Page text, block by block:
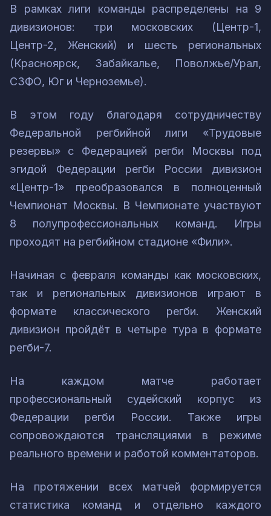
В рамках лиги команды распределены на 9
дивизионов: три московских (Центр-1,
Центр-2, Женский) и шесть региональных
(Красноярск, Забайкалье, Поволжье/Урал,
СЗФО, Юг и Черноземье).
В этом году благодаря сотрудничеству
Федеральной регбийной лиги «Трудовые
резервы» с Федерацией регби Москвы под
эгидой Федерации регби России дивизион
«Центр-1» преобразовался в полноценный
Чемпионат Москвы. В Чемпионате участвуют
8 полупрофессиональных команд. Игры
проходят на регбийном стадионе «Фили».
Начиная с февраля команды как московских,
так и региональных дивизионов играют в
формате классического регби. Женский
дивизион пройдёт в четыре тура в формате
регби-7.
На каждом матче работает
профессиональный судейский корпус из
Федерации регби России. Также игры
сопровождаются трансляциями в режиме
реального времени и работой комментаторов.
На протяжении всех матчей формируется
статистика команд и отдельно каждого